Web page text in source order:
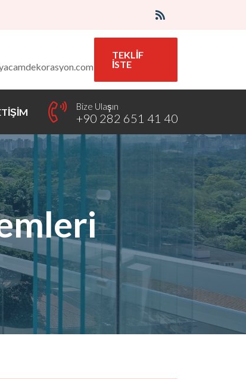
TEKLİF
İSTE
Bize Ulaşın
+90 282 651 41 40